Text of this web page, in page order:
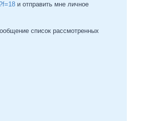
и отправить мне личное
список рассмотренных